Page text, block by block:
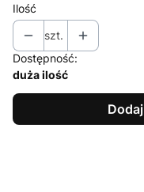
Ilość
szt.
Dostępność:
duża ilość